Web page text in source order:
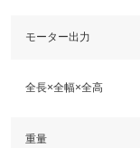
モーター出力
全長×全幅×全高
重量